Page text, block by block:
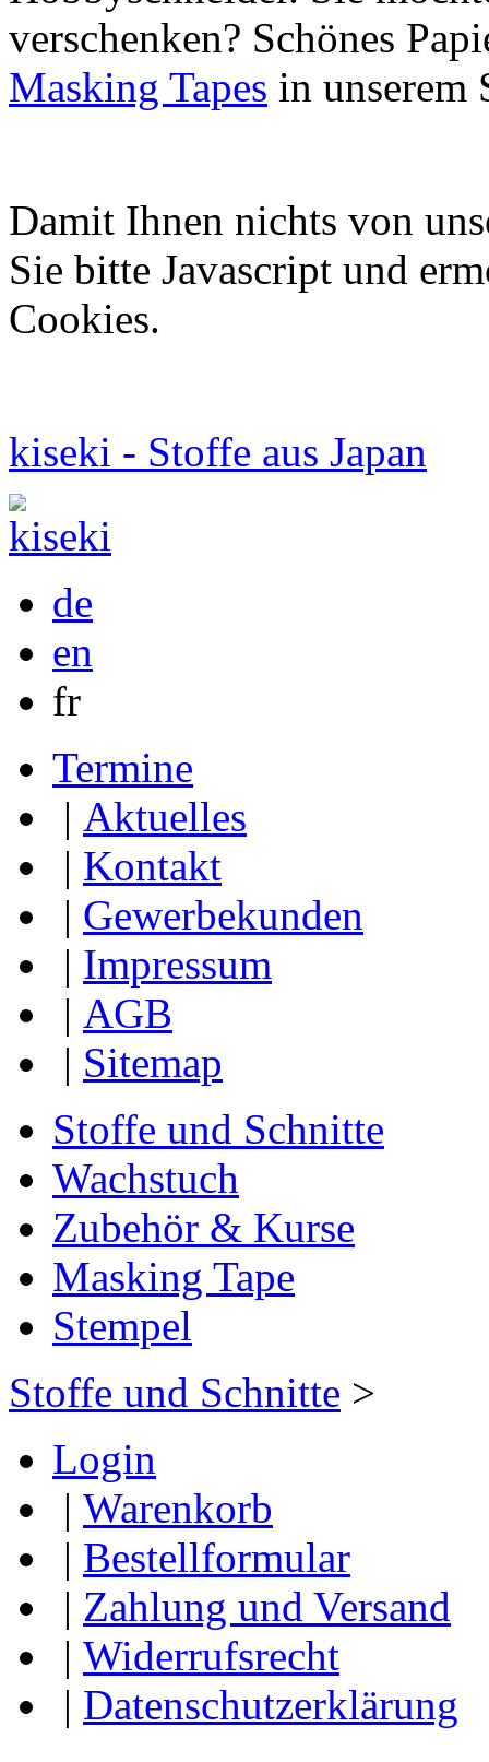
verschenken? Schönes
Masking Tapes in unserem
Damit Ihnen nichts von
Sie bitte Javascript und
Cookies.
kiseki - Stoffe aus Japan
de
en
fr
Termine
| Aktuelles
| Kontakt
| Gewerbekunden
| Impressum
| AGB
| Sitemap
Stoffe und Schnitte
Wachstuch
Zubehör & Kurse
Masking Tape
Stempel
Stoffe und Schnitte >
Login
| Warenkorb
| Bestellformular
| Zahlung und Versand
| Widerrufsrecht
| Datenschutzerklärung